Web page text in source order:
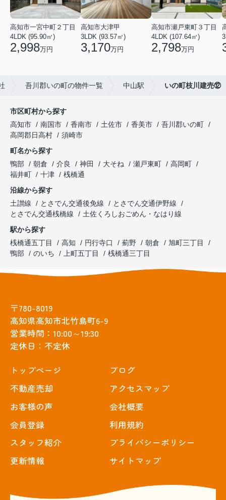
高知市一宮中町２丁目
4LDK (95.90㎡)
2,998万円
高知市大津甲
3LDK (93.57㎡)
3,170万円
高知市瀬戸東町３丁目
4LDK (107.64㎡)
2,798万円
吾川郡いの町の物件一覧 中山駅 いの町枝川建売⑫
市区町村から探す
高知市
南国市 香南市 土佐市 香美市
吾川郡いの町
高岡郡日高村
須崎市
町名から探す
鴨部
朝倉 介良 神田 大そね 瀬戸東町
高岡町
福井町
十津
桟橋通
沿線から探す
土讃線
とさでん交通後免線
とさでん交通伊野線
とさでん交通桟橋線
土佐くろしおごめん・なはり線
駅から探す
桟橋通五丁目
高知 円行寺口 薊野 朝倉
旭町三丁目
鴨部
のいち 上町五丁目 桟橋通三丁目
〒780-8019
高知県高知市北竹島町6-9
営業時間：10:00～19:30
定休日：不定休
トップぺージ
不動産売却
お客様の声
会員登録
スタッフ紹介
更新情報
ブログ
アクセスマップ
会社概要
利用規約
プライバシーポリシー
サイトマップ